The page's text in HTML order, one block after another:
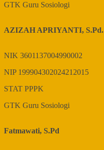
GTK Guru Sosiologi
AZIZAH APRIYANTI, S.Pd.
NIK 3601137004990002
NIP 199904302024212015
STAT PPPK
GTK Guru Sosiologi
Fatmawati, S.Pd